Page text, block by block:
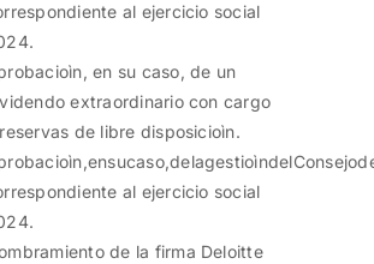
al ejercicio social
en su caso, de un
extraordinario con cargo
de libre disposicioìn.
al ejercicio social
de la firma Deloitte